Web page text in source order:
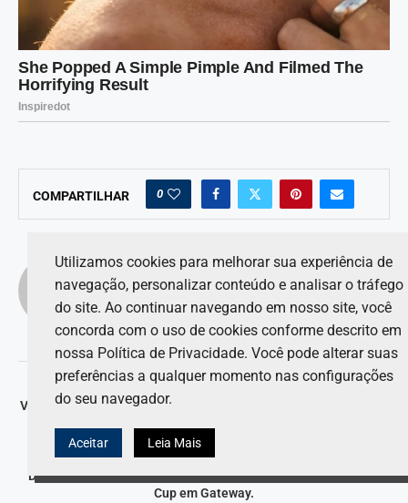
COMPARTILHAR 0
LUCAS ANDRADE
artigo anterior
Verstappen brilha na Itália; McLaren vacila e deixa campeonato
próximo artigo
Denny Hamlin conquista a 200ª vitória da Toyota na NASCAR
Cup em Gateway.
Utilizamos cookies para melhorar sua experiência de
navegação, personalizar conteúdo e analisar o tráfego
do site. Ao continuar navegando em nosso site, você
concorda com o uso de cookies conforme descrito em
nossa Política de Privacidade. Você pode alterar suas
preferências a qualquer momento nas configurações
do seu navegador.
Aceitar Leia Mais